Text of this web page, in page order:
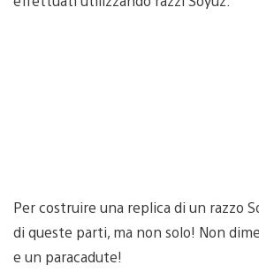
Per costruire una replica di un razzo
di queste parti, ma non solo! Non
e un paracadute!